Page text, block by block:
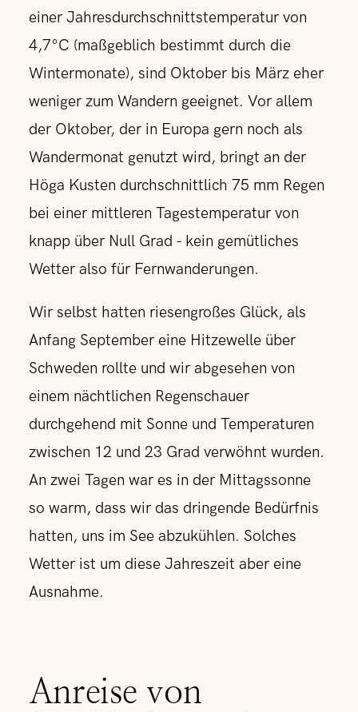
einer Jahresdurchschnittstemperatur von
4,7°C (maßgeblich bestimmt durch die
Wintermonate), sind Oktober bis März eher
weniger zum Wandern geeignet. Vor allem
der Oktober, der in Europa gern noch als
Wandermonat genutzt wird, bringt an der
Höga Kusten durchschnittlich 75 mm Regen
bei einer mittleren Tagestemperatur von
knapp über Null Grad - kein gemütliches
Wetter also für Fernwanderungen.
Wir selbst hatten riesengroßes Glück, als
Anfang September eine Hitzewelle über
Schweden rollte und wir abgesehen von
einem nächtlichen Regenschauer
durchgehend mit Sonne und Temperaturen
zwischen 12 und 23 Grad verwöhnt wurden.
An zwei Tagen war es in der Mittagssonne
so warm, dass wir das dringende Bedürfnis
hatten, uns im See abzukühlen. Solches
Wetter ist um diese Jahreszeit aber eine
Ausnahme.
Anreise von